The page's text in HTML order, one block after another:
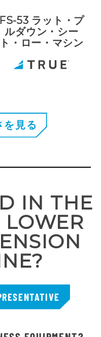
FS-53 ラット・プ
ルダウン・シー
ト・ロー・マシン
を見る
IN THE
LOWER